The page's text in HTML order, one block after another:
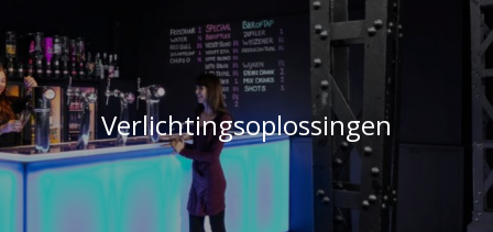
Verlichtingsoplossingen